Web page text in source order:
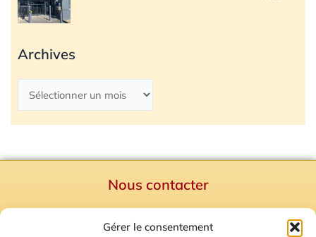
Gérer le consentement
Archives
Nous contacter